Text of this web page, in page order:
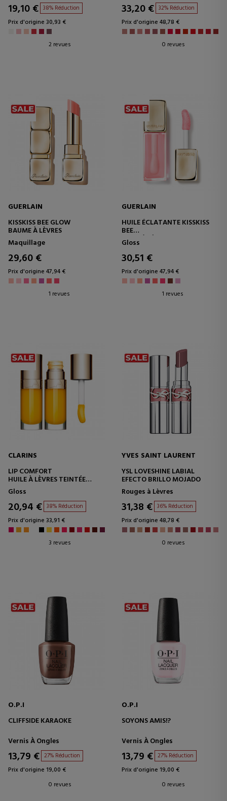
19,10 € 38% Réduction
Prix d'origine 30,93 €
2 revues
33,20 € 32% Réduction
Prix d'origine 48,78 €
0 revues
GUERLAIN
KISSKISS BEE GLOW
BAUME À LÈVRES
Maquillage
29,60 €
Prix d'origine 47,94 €
1 revues
GUERLAIN
HUILE ÉCLATANTE KISSKISS
BEE
HUILE À LÈVRES
Gloss
30,51 €
Prix d'origine 47,94 €
1 revues
CLARINS
LIP COMFORT
HUILE À LÈVRES TEINTÉE
NOURRISSANTE
Gloss
20,94 € 38% Réduction
Prix d'origine 33,91 €
3 revues
YVES SAINT LAURENT
YSL LOVESHINE LABIAL
EFECTO BRILLO MOJADO
Rouges à Lèvres
31,38 € 36% Réduction
Prix d'origine 48,78 €
0 revues
O.P.I
CLIFFSIDE KARAOKE
Vernis À Ongles
13,79 € 27% Réduction
Prix d'origine 19,00 €
0 revues
O.P.I
SOYONS AMIS!?
Vernis À Ongles
13,79 € 27% Réduction
Prix d'origine 19,00 €
0 revues